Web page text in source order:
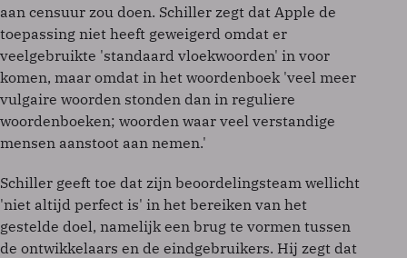
aan censuur zou doen. Schiller zegt dat Apple de
toepassing niet heeft geweigerd omdat er
veelgebruikte 'standaard vloekwoorden' in voor
komen, maar omdat in het woordenboek 'veel meer
vulgaire woorden stonden dan in reguliere
woordenboeken; woorden waar veel verstandige
mensen aanstoot aan nemen.'
Schiller geeft toe dat zijn beoordelingsteam wellicht
'niet altijd perfect is' in het bereiken van het
gestelde doel, namelijk een brug te vormen tussen
de ontwikkelaars en de eindgebruikers. Hij zegt dat